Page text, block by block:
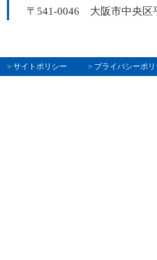
〒541-0046 大阪市中央区
> サイトポリシー > プライバシーポリ